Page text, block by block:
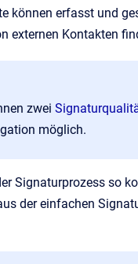
können erfasst und
externen Kontakten
zwei
möglich.
Signaturprozess so
der einfachen